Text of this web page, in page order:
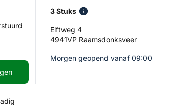
3 Stuks
Elftweg 4
4941VP Raamsdonksveer
Morgen geopend vanaf 09:00